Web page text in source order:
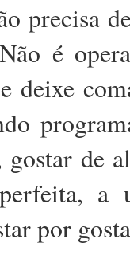
precisa
é
deixe
gostar de
a
por